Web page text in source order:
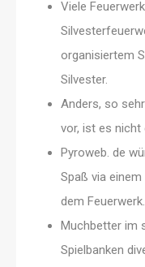
Viele
organisiertem
Silvester.
Anders, so
vor, ist es nicht
Pyroweb. de
Spaß via
dem Feuerwerk.
Muchbetter im
Spielbanken